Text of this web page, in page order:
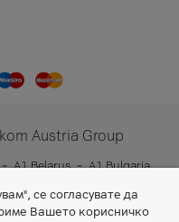
Austria Group
A1 Belarus
A1 Bulgaria
Digital
се согласувате да
Вашето корисничко